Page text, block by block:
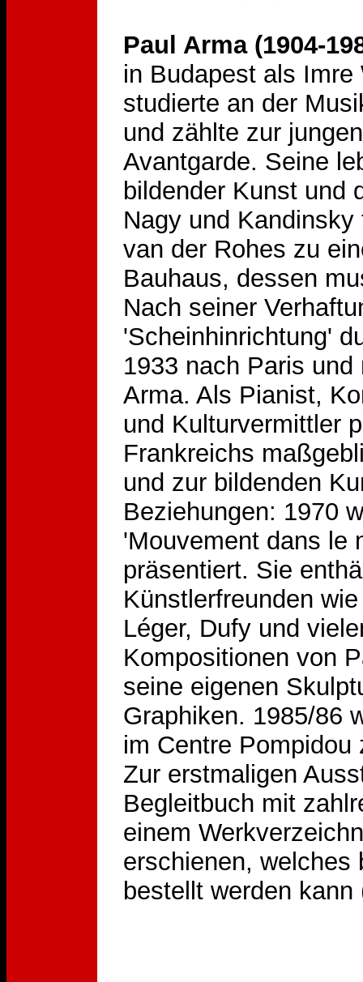
Paul Arma (1904-
in Budapest als
studierte an der
und zählte zur
Avantgarde. Seine
bildender Kunst und
Nagy und
van der Rohes zu
Bauhaus, dessen
Nach seiner
'Scheinhinrichtung'
1933 nach Paris
Arma. Als Pianist,
und Kulturvermittler
Frankreichs
und zur bildenden
Beziehungen: 1970
'Mouvement dans le
präsentiert. Sie
Künstlerfreunden
Léger, Dufy und
Kompositionen von
seine eigenen
Graphiken. 1985/86
im Centre Pompidou
Zur erstmaligen
Begleitbuch mit
einem
erschienen, welches
bestellt werden